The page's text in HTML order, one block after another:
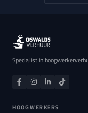
Specialist in
HOOGWERKERS